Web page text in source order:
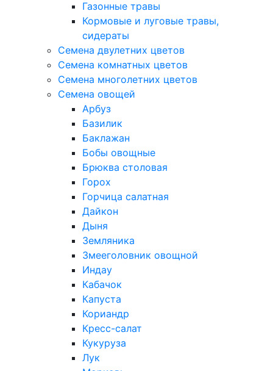
Газонные травы
Кормовые и луговые травы,
сидераты
Семена двулетних цветов
Семена комнатных цветов
Семена многолетних цветов
Семена овощей
Арбуз
Базилик
Баклажан
Бобы овощные
Брюква столовая
Горох
Горчица салатная
Дайкон
Дыня
Земляника
Змееголовник овощной
Индау
Кабачок
Капуста
Кориандр
Кресс-салат
Кукуруза
Лук